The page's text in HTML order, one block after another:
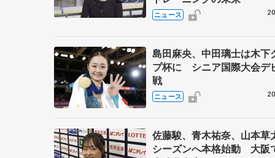
ニュース
島田麻央、中田璃士は木下
プ杯に シニア国際大会デ
戦
ニュース
佐藤駿、青木祐奈、山本草
シーズンへ本格始動 大阪